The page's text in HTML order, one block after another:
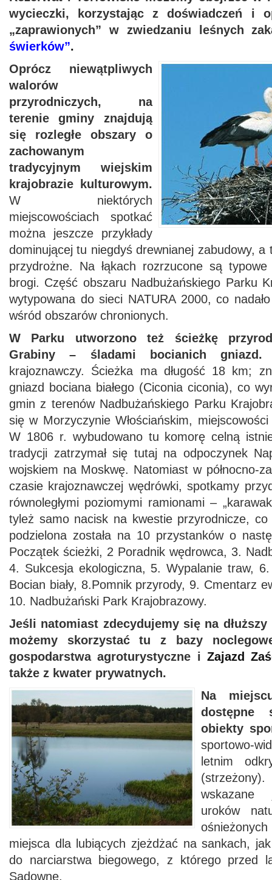
wycieczki, korzystając z doświadczeń i
„zaprawionych” w zwiedzaniu leśnych
świerków”.
Oprócz niewątpliwych
walorów
przyrodniczych, na
terenie gminy znajdują
się rozległe obszary o
zachowanym
tradycyjnym wiejskim
krajobrazie kulturowym.
W niektórych
miejscowościach spotkać
można jeszcze przykłady
dominującej tu niegdyś drewnianej zabudowy, a
przydrożne. Na łąkach rozrzucone są
brogi. Część obszaru Nadbużańskiego Parku
wytypowana do sieci NATURA 2000, co
wśród obszarów chronionych.
W Parku utworzono też ścieżkę
Grabiny – śladami bocianich gniazd.
krajoznawczy. Ścieżka ma długość 18 km;
gniazd bociana białego (Ciconia ciconia), co
gmin z terenów Nadbużańskiego Parku
się w Morzyczynie Włościańskim,
W 1806 r. wybudowano tu komorę celną
tradycji zatrzymał się tutaj na odpoczynek
wojskiem na Moskwę. Natomiast w północno-
czasie krajoznawczej wędrówki, spotkamy
równoległymi poziomymi ramionami –
tyleż samo nacisk na kwestie przyrodnicze,
podzielona została na 10 przystanków o
Początek ścieżki, 2 Poradnik wędrowca, 3.
4. Sukcesja ekologiczna, 5. Wypalanie traw,
Bocian biały, 8.Pomnik przyrody, 9. Cmentarz
10. Nadbużański Park Krajobrazowy.
Jeśli natomiast zdecydujemy się na
możemy skorzystać tu z bazy
gospodarstwa agroturystyczne i Zajazd
także z kwater prywatnych.
Na
dostępne
obiekty
sportowo-
letnim
uroków
miejsca dla lubiących zjeżdżać na sankach,
do narciarstwa biegowego, z którego przed
Sadowne.